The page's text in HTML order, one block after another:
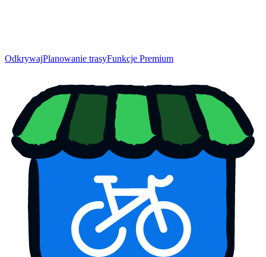
OdkrywajPlanowanie trasyFunkcje Premium